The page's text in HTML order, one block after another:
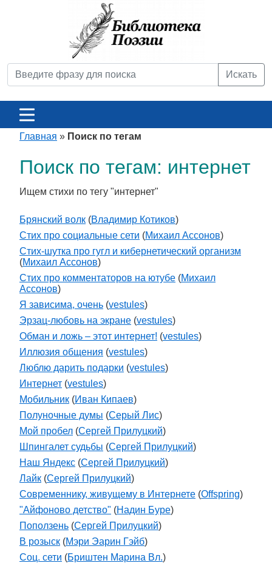
Искать
Главная » Поиск по тегам
Поиск по тегам: интернет
Ищем стихи по тегу "интернет"
Брянский волк (Владимир Котиков)
Стих про социальные сети (Михаил Ассонов)
Стих-шутка про гугл и кибернетический организм
(Михаил Ассонов)
Стих про комментаторов на ютубе (Михаил
Ассонов)
Я зависима, очень (vestules)
Эрзац-любовь на экране (vestules)
Обман и ложь – этот интернет! (vestules)
Иллюзия общения (vestules)
Люблю дарить подарки (vestules)
Интернет (vestules)
Мобильник (Иван Кипаев)
Полуночные думы (Серый Лис)
Мой пробел (Сергей Прилуцкий)
Шпингалет судьбы (Сергей Прилуцкий)
Наш Яндекс (Сергей Прилуцкий)
Лайк (Сергей Прилуцкий)
Современнику, живущему в Интернете (Offspring)
"Айфоново детство" (Надин Буре)
Поползень (Сергей Прилуцкий)
В розыск (Мэри Эарин Гэйб)
Соц. сети (Бриштен Марина Вл.)